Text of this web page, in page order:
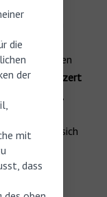
den Ohren
bis zum
meisten Fällen
Konzert
Fällen,
von der
es ratsam, sich
um das
die
der
mit
dass